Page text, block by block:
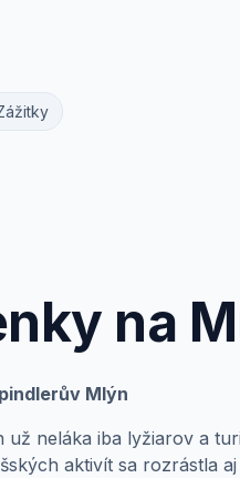
na
Mlýn
už neláka iba lyžiarov a
aktivít sa rozrástla